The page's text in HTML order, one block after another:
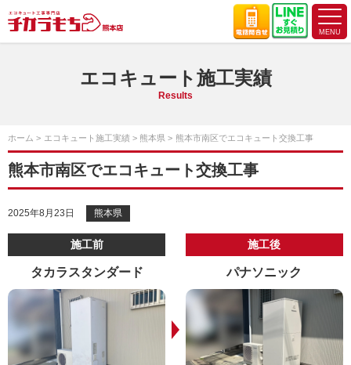
エコキュート施工実績
Results
ホーム エコキュート施工実績 熊本県 熊本市南区でエコキュート交換工事
熊本市南区でエコキュート交換工事
2025年8月23日 熊本県
施工前
タカラスタンダード
施工後
パナソニック